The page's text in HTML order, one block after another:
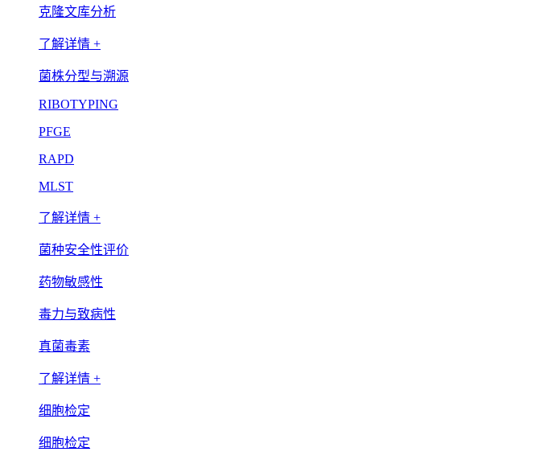
克隆文库分析
了解详情 +
菌株分型与溯源
RIBOTYPING
PFGE
RAPD
MLST
了解详情 +
菌种安全性评价
药物敏感性
毒力与致病性
真菌毒素
了解详情 +
细胞检定
细胞检定